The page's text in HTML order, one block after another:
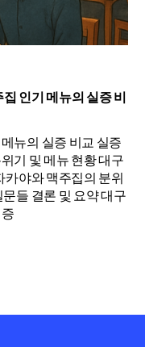
인기 메뉴의 실증 비
뉴의 실증 비교 실증
기 및 메뉴 현황 대구
카야와 맥주집의 분위
들 결론 및 요약 대구